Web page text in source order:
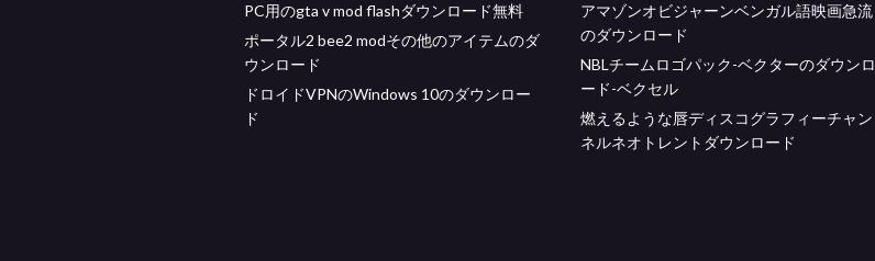
PC用のgta v mod flashダウンロード無料
ポータル2 bee2 modその他のアイテムのダ
ウンロード
ドロイドVPNのWindows 10のダウンロー
ド
アマゾンオビジャーンベンガル語映画急流
のダウンロード
NBLチームロゴパック-ベクターのダウンロ
ード-ベクセル
燃えるような唇ディスコグラフィーチャン
ネルネオトレントダウンロード